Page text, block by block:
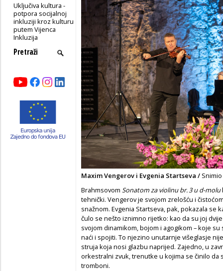
Uključiva kultura -
potpora socijalnoj
inkluziji kroz kulturu
putem Vijenca
Inkluzija
Maxim Vengerov i Evgenia Startseva /
Brahmsovom Sonatom za violinu br.3 u d-molu
tehnički. Vengerov je svojom zrelošću i
snažnom. Evgenia Startseva, pak, pokazala se
čulo se nešto iznimno rijetko: kao da su joj
svojom dinamikom, bojom i agogikom – koje
naći i spojiti. To njezino unutarnje višeglasje
struja koja nosi glazbu naprijed. Zajedno, u
orkestralni zvuk, trenutke u kojima se činilo da
tromboni.